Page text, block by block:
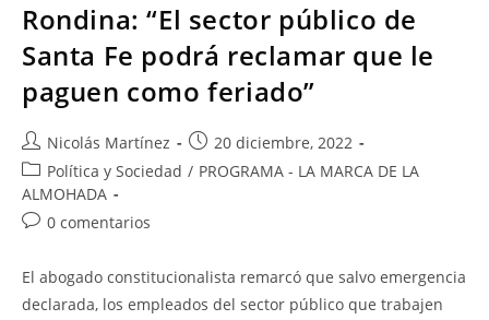
Rondina: “El sector público de
Santa Fe podrá reclamar que le
paguen como feriado”
Nicolás Martínez
20 diciembre, 2022
Política y Sociedad / PROGRAMA - LA MARCA DE LA
ALMOHADA
0 comentarios
El abogado constitucionalista remarcó que salvo emergencia
declarada, los empleados del sector público que trabajen